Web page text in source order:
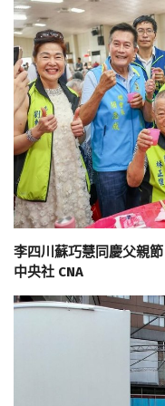
李四川蘇巧慧同慶父親
中央社 CNA